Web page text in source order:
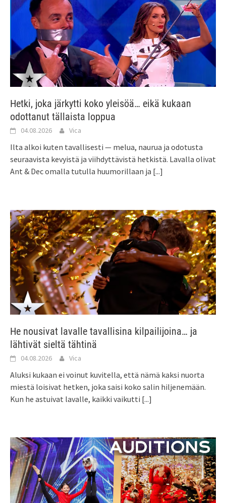
Hetki, joka järkytti koko yleisöä… eikä kukaan
odottanut tällaista loppua
04.08.2026 Vica
Ilta alkoi kuten tavallisesti — melua, naurua ja odotusta
seuraavista kevyistä ja viihdyttävistä hetkistä. Lavalla olivat
Ant & Dec omalla tutulla huumorillaan ja [...]
He nousivat lavalle tavallisina kilpailijoina… ja
lähtivät sieltä tähtinä
04.08.2026 Vica
Aluksi kukaan ei voinut kuvitella, että nämä kaksi nuorta
miestä loisivat hetken, joka saisi koko salin hiljenemään.
Kun he astuivat lavalle, kaikki vaikutti [...]